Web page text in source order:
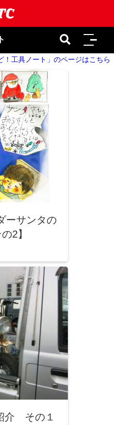
！工具ノート」のページはこちら
ーサンタの
2】
介 その１